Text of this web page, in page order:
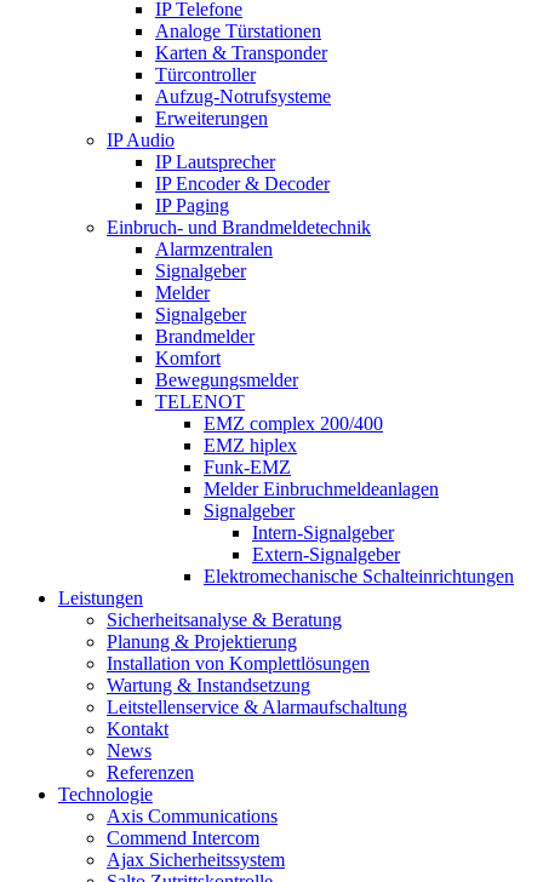
IP Telefone
Analoge Türstationen
Karten & Transponder
Türcontroller
Aufzug-Notrufsysteme
Erweiterungen
IP Audio
IP Lautsprecher
IP Encoder & Decoder
IP Paging
Einbruch- und Brandmeldetechnik
Alarmzentralen
Signalgeber
Melder
Signalgeber
Brandmelder
Komfort
Bewegungsmelder
TELENOT
EMZ complex 200/400
EMZ hiplex
Funk-EMZ
Melder Einbruchmeldeanlagen
Signalgeber
Intern-Signalgeber
Extern-Signalgeber
Elektromechanische Schalteinrichtungen
Leistungen
Sicherheitsanalyse & Beratung
Planung & Projektierung​
Installation von Komplettlösungen
Wartung & Instandsetzung
Leitstellenservice & Alarmaufschaltung
Kontakt
News
Referenzen
Technologie
Axis Communications
Commend Intercom
Ajax Sicherheitssystem​